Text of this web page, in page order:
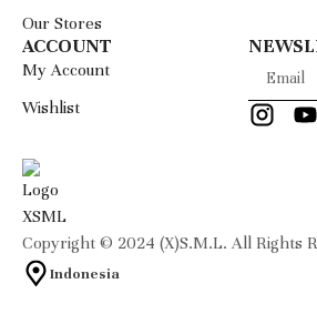
Our Stores
ACCOUNT
My Account
Wishlist
Copyright © 2024 (X)S.M.L. All Rights
Indonesia